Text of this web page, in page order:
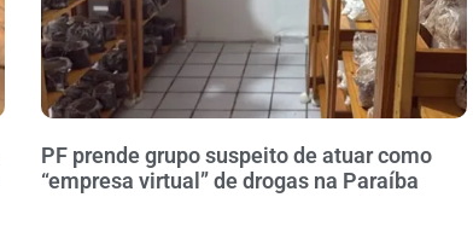
PF prende grupo suspeito de atuar como
“empresa virtual” de drogas na Paraíba